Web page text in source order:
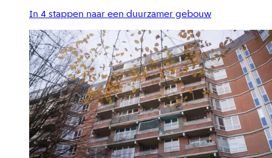
In 4 stappen naar een duurzamer gebouw